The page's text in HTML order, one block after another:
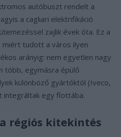
autóbuszt rendelt a
a cagliari elektrifikáció
zajlik évek óta. Ez a
tudott a város ilyen
arányig: nem egyetlen nagy
több, egymásra épülő
különböző gyártóktól (Iveco,
integráltak egy flottába.
régiós kitekintés